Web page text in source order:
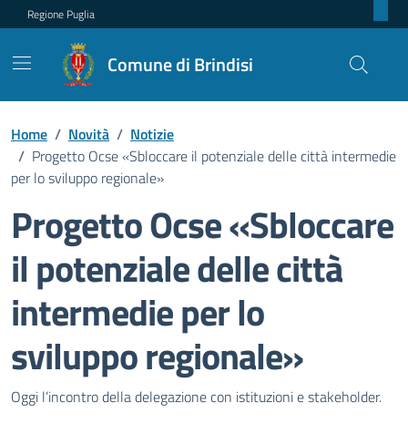
Regione Puglia
Comune di Brindisi
Home / Novità / Notizie
/ Progetto Ocse «Sbloccare il potenziale delle città intermedie
per lo sviluppo regionale»
Progetto Ocse «Sbloccare
il potenziale delle città
intermedie per lo
sviluppo regionale»
Dettagli della notizia
Oggi l’incontro della delegazione con istituzioni e stakeholder.